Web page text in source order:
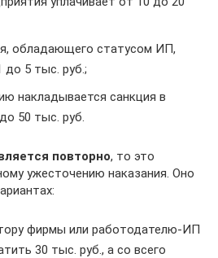
обладающего статусом ИП,
до 5 тыс. руб.;
накладывается санкция в
50 тыс. руб.
повторно, то это
ужесточению наказания. Оно
фирмы или работодателю-ИП
30 тыс. руб., а со всего